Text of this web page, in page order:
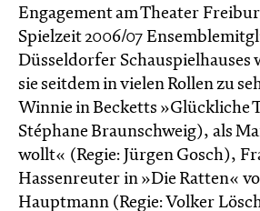
Engagement am Theater
Spielzeit 2006/07
Düsseldorfer
sie seitdem in vielen Rollen zu
Winnie in Becketts »Glückliche
Stéphane Braunschweig), als
wollt« (Regie: Jürgen Gosch),
Hassenreuter in »Die Ratten«
Hauptmann (Regie: Volker